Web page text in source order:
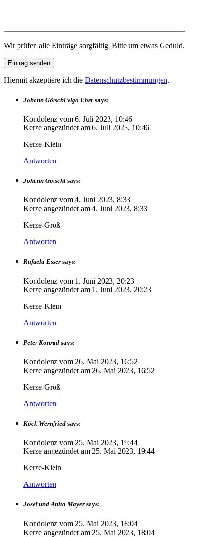
Wir prüfen alle Einträge sorgfältig. Bitte um etwas Geduld.
Hiermit akzeptiere ich die Datenschutzbestimmungen.
Johann Götschl vlgo Eber says:
Kondolenz vom 6. Juli 2023, 10:46
Kerze angezündet am 6. Juli 2023, 10:46
Kerze-Klein
Antworten
Johann Götschl says:
Kondolenz vom 4. Juni 2023, 8:33
Kerze angezündet am 4. Juni 2023, 8:33
Kerze-Groß
Antworten
Rafaela Esser says:
Kondolenz vom 1. Juni 2023, 20:23
Kerze angezündet am 1. Juni 2023, 20:23
Kerze-Klein
Antworten
Peter Konrad says:
Kondolenz vom 26. Mai 2023, 16:52
Kerze angezündet am 26. Mai 2023, 16:52
Kerze-Groß
Antworten
Köck Wernfried says:
Kondolenz vom 25. Mai 2023, 19:44
Kerze angezündet am 25. Mai 2023, 19:44
Kerze-Klein
Antworten
Josef und Anita Mayer says:
Kondolenz vom 25. Mai 2023, 18:04
Kerze angezündet am 25. Mai 2023, 18:04